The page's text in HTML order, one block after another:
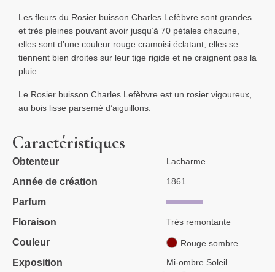
Les fleurs du Rosier buisson Charles Lefèbvre sont grandes
et très pleines pouvant avoir jusqu’à 70 pétales chacune,
elles sont d’une couleur rouge cramoisi éclatant, elles se
tiennent bien droites sur leur tige rigide et ne craignent pas la
pluie.
Le Rosier buisson Charles Lefèbvre est un rosier vigoureux,
au bois lisse parsemé d’aiguillons.
Caractéristiques
Obtenteur Lacharme
Année de création 1861
Parfum
Floraison
Très remontante
Couleur Rouge sombre
Exposition Mi-ombre Soleil